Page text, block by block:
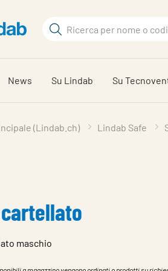
Cerca
News Su Lindab Su
(Lindab.ch) Lindab Safe
maschio